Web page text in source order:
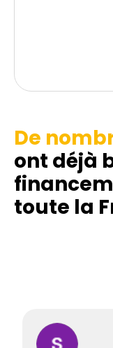
De
ont déjà
toute la